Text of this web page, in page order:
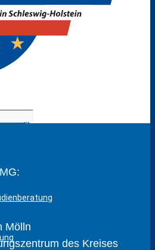
Mölln
des Kreises